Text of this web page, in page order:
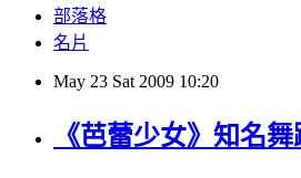
部落格
名片
May 23 Sat 2009 10:20
《芭蕾少女》知名